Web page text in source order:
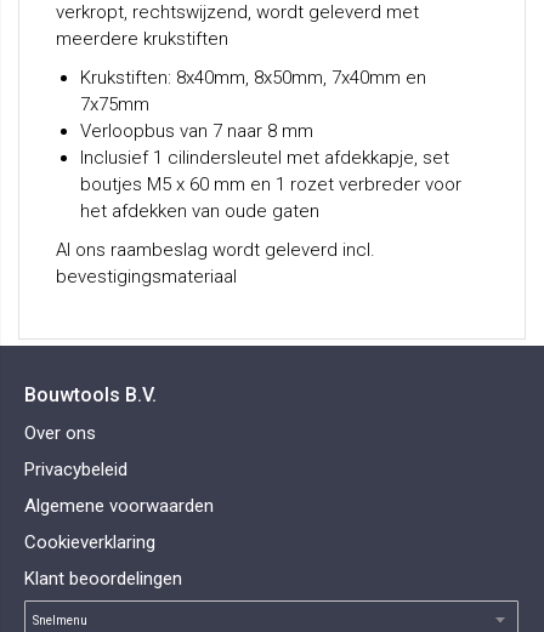
verkropt, rechtswijzend, wordt geleverd met
meerdere krukstiften
Krukstiften: 8x40mm, 8x50mm, 7x40mm en
7x75mm
Verloopbus van 7 naar 8 mm
Inclusief 1 cilindersleutel met afdekkapje, set
boutjes M5 x 60 mm en 1 rozet verbreder voor
het afdekken van oude gaten
Al ons raambeslag wordt geleverd incl.
bevestigingsmateriaal
Bouwtools B.V.
Over ons
Privacybeleid
Algemene voorwaarden
Cookieverklaring
Klant beoordelingen